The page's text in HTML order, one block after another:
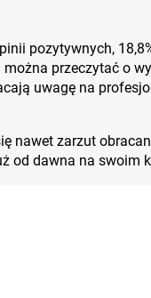
pozytywnych,
przeczytać o
uwagę na
nawet zarzut
od dawna na swoim